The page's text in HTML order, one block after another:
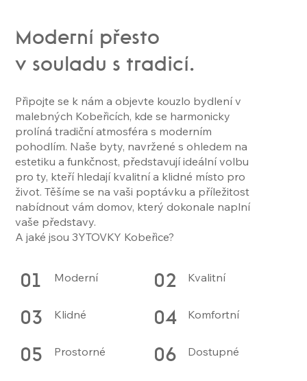
Moderní přesto
v souladu s tradicí.
Připojte se k nám a objevte kouzlo bydlení v
malebných Kobeřicích, kde se harmonicky
prolíná tradiční atmosféra s moderním
pohodlím. Naše byty, navržené s ohledem na
estetiku a funkčnost, představují ideální volbu
pro ty, kteří hledají kvalitní a klidné místo pro
život. Těšíme se na vaši poptávku a příležitost
nabídnout vám domov, který dokonale naplní
vaše představy.
A jaké jsou 3YTOVKY Kobeřice?
01 Moderní 02 Kvalitní
03 Klidné 04 Komfortní
05 Prostorné 06 Dostupné